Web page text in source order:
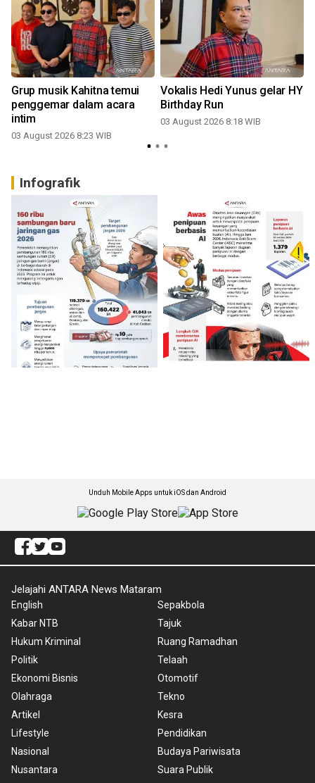
Grup musik Kahitna temui
penggemar dalam acara
intim
03 August 2026 8:23 WIB
Vokalis Hedi Yunus gelar HY
Birthday Run
03 August 2026 8:18 WIB
Infografik
Unduh Mobile Apps untuk iOS dan Android
Jelajahi ANTARA News Mataram
English
Kabar NTB
Hukum Kriminal
Politik
Ekonomi Bisnis
Olahraga
Artikel
Lifestyle
Nasional
Nusantara
Sepakbola
Tajuk
Ruang Ramadhan
Telaah
Otomotif
Tekno
Kesra
Pendidikan
Budaya Pariwisata
Suara Publik